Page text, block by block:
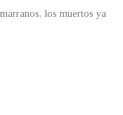
los muertos ya